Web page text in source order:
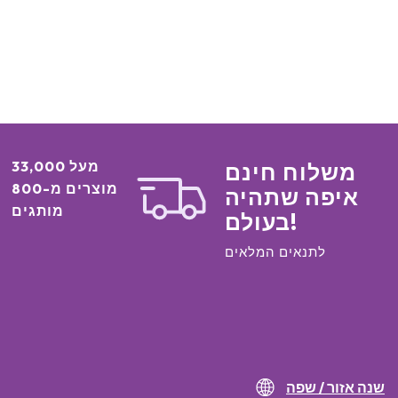
מעל 33,000
מוצרים מ-800
מותגים
משלוח חינם
איפה שתהיה
בעולם!
לתנאים המלאים
שנה אזור / שפה